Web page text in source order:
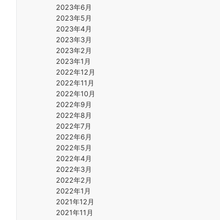
2023年6月
2023年5月
2023年4月
2023年3月
2023年2月
2023年1月
2022年12月
2022年11月
2022年10月
2022年9月
2022年8月
2022年7月
2022年6月
2022年5月
2022年4月
2022年3月
2022年2月
2022年1月
2021年12月
2021年11月